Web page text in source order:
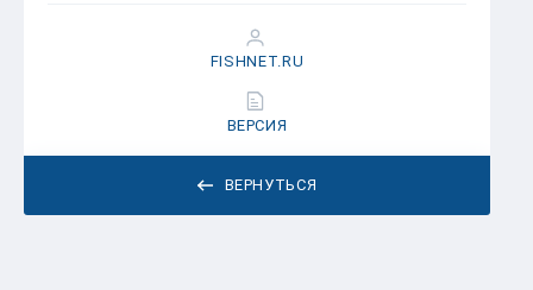
ВЕРНУТЬСЯ
FISHNET.RU
ВЕРСИЯ